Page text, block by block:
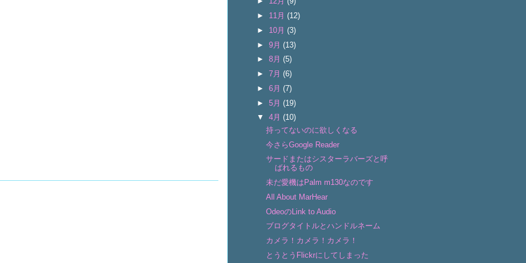
► 11月 (12)
► 10月 (3)
► 9月 (13)
► 8月 (5)
► 7月 (6)
► 6月 (7)
► 5月 (19)
▼ 4月 (10)
持ってないのに欲しくなる
今さらGoogle Reader
サードまたはシスターラバーズと呼
ばれるもの
未だ愛機はPalm m130なのです
All About MarHear
OdeoのLink to Audio
ブログタイトルとハンドルネーム
カメラ！カメラ！カメラ！
とうとうFlickrにしてしまった